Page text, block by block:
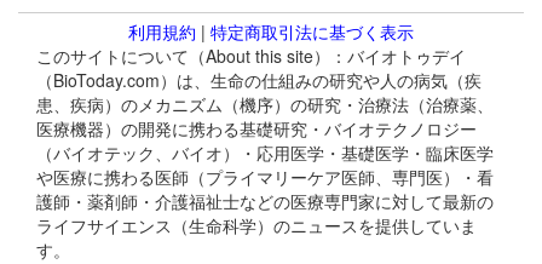
利用規約 | 特定商取引法に基づく表示
このサイトについて（About this site）：バイオトゥデイ
（BioToday.com）は、生命の仕組みの研究や人の病気（疾
患、疾病）のメカニズム（機序）の研究・治療法（治療薬、
医療機器）の開発に携わる基礎研究・バイオテクノロジー
（バイオテック、バイオ）・応用医学・基礎医学・臨床医学
や医療に携わる医師（プライマリーケア医師、専門医）・看
護師・薬剤師・介護福祉士などの医療専門家に対して最新の
ライフサイエンス（生命科学）のニュースを提供していま
す。